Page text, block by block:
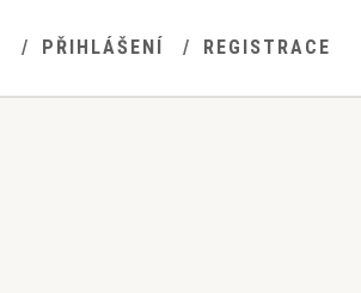
PŘIHLÁŠENÍ REGISTRACE